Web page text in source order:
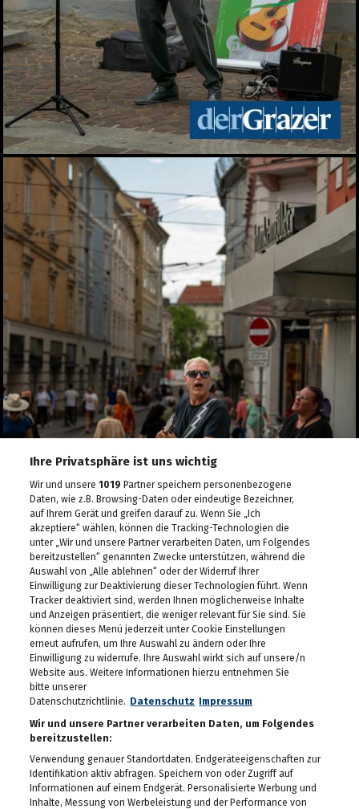
Ihre Privatsphäre ist uns wichtig
Wir und unsere1019 Partner speichern personenbezogene
Daten, wie z.B. Browsing-Daten oder eindeutige Bezeichner,
auf Ihrem Gerät und greifen darauf zu. Wenn Sie „Ich
akzeptiere“ wählen, können die Tracking-Technologien die
unter „Wir und unsere Partner verarbeiten Daten, um Folgendes
bereitzustellen“ genannten Zwecke unterstützen, während die
Auswahl von „Alle ablehnen“ oder der Widerruf Ihrer
Einwilligung zur Deaktivierung dieser Technologien führt. Wenn
Tracker deaktiviert sind, werden Ihnen möglicherweise Inhalte
und Anzeigen präsentiert, die weniger relevant für Sie sind. Sie
können dieses Menü jederzeit unter Cookie Einstellungen
erneut aufrufen, um Ihre Auswahl zu ändern oder Ihre
Einwilligung zu widerrufe. Ihre Auswahl wirkt sich auf unsere/n
Website aus. Weitere Informationen hierzu entnehmen Sie
bitte unserer
Datenschutzrichtlinie.
Datenschutz
Impressum
Wir und unsere Partner verarbeiten Daten, um Folgendes
bereitzustellen:
Verwendung genauer Standortdaten. Endgeräteeigenschaften zur
Identifikation aktiv abfragen. Speichern von oder Zugriff auf
Informationen auf einem Endgerät. Personalisierte Werbung und
Inhalte, Messung von Werbeleistung und der Performance von